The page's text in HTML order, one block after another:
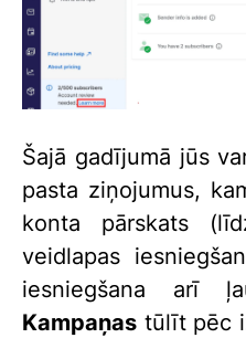
Šajā gadījumā jūs
pasta ziņojumus,
konta pārskats
veidlapas
iesniegšana arī
Kampaņas tūlīt pēc